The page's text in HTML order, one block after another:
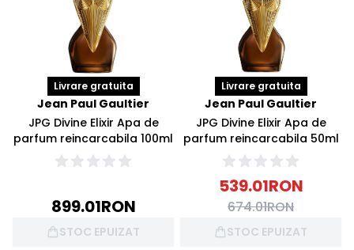
Livrare gratuita
Jean Paul Gaultier
JPG Divine Elixir Apa de
parfum reincarcabila 100ml
899.01RON
STOC EPUIZAT
Livrare gratuita
Jean Paul Gaultier
JPG Divine Elixir Apa de
parfum reincarcabila 50ml
539.01RON
674.01RON
STOC EPUIZAT